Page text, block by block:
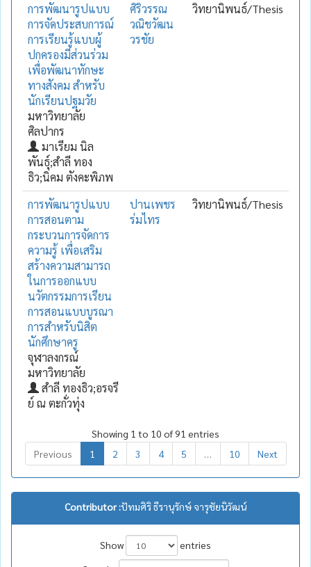
การพัฒนารูปแบบ
การจัดประสบการณ์
การเรียนรู้แบบผู้
ปกครองมีส่วนร่วม
เพื่อพัฒนาทักษะ
ทางสังคม สำหรับ
นักเรียนปฐมวัย
มหาวิทยาลัย
ศิลปากร
มาเรียม นิล
พันธุ์;สำลี ทอง
ธิว;นิคม ตังคะพิภพ
ศิริวรรณ
วณิชวัฒน
วรชัย
วิทยานิพนธ์/Thesis
การพัฒนารูปแบบ
การสอนตาม
กระบวนการจัดการ
ความรู้ เพื่อเสริม
สร้างความสามารถ
ในการออกแบบ
นวัตกรรมการเรียน
การสอนแบบบูรณา
การสำหรับนิสิต
นักศึกษาครู
จุฬาลงกรณ์
มหาวิทยาลัย
สำลี ทองธิว;อรจรี
ย์ ณ ตะกั่วทุ่ง
ปานเพชร
ร่มไทร
วิทยานิพนธ์/Thesis
Showing 1 to 10 of 91 entries
Previous
1 2 3 4 5 10 Next
Contributor :ปัทมศิริ ธีรานุรักษ์ จารุชัยนิวัฒน์
Show
entries